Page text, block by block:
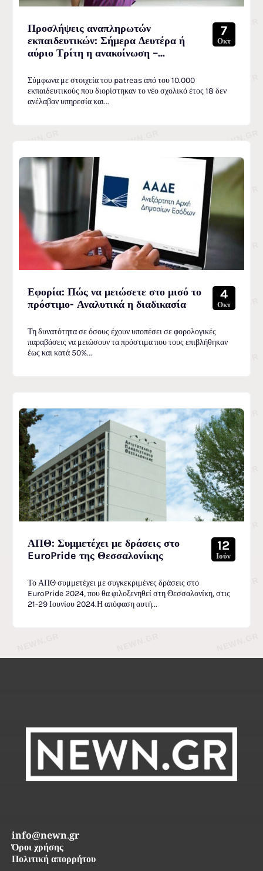
Προσλήψεις αναπληρωτών
εκπαιδευτικών: Σήμερα Δευτέρα ή
αύριο Τρίτη η ανακοίνωση –...
7
Οκτ
Σύμφωνα με στοιχεία του patreas από του 10.000
εκπαιδευτικούς που διορίστηκαν το νέο σχολικό έτος 18 δεν
ανέλαβαν υπηρεσία και...
Εφορία: Πώς να μειώσετε στο μισό το
πρόστιμο- Αναλυτικά η διαδικασία
4
Οκτ
Τη δυνατότητα σε όσους έχουν υποπέσει σε φορολογικές
παραβάσεις να μειώσουν τα πρόστιμα που τους επιβλήθηκαν
έως και κατά 50%...
ΑΠΘ: Συμμετέχει με δράσεις στο
EuroPride της Θεσσαλονίκης
12
Ιούν
Το ΑΠΘ συμμετέχει με συγκεκριμένες δράσεις στο
EuroPride 2024, που θα φιλοξενηθεί στη Θεσσαλονίκη, στις
21-29 Ιουνίου 2024.Η απόφαση αυτή...
info@newn.gr
Όροι χρήσης
Πολιτική απορρήτου